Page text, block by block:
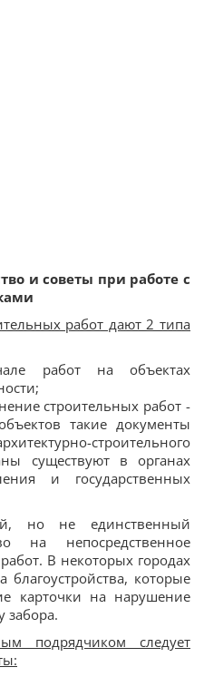
и советы при работе с
работ дают 2 типа
работ на объектах
строительных работ -
такие документы
строительного
существуют в органах
и государственных
но не единственный
на непосредственное
В некоторых городах
которые
карточки на нарушение
забора.
подрядчиком следует